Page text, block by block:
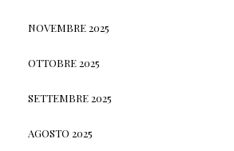
NOVEMBRE 2025
OTTOBRE 2025
SETTEMBRE 2025
AGOSTO 2025